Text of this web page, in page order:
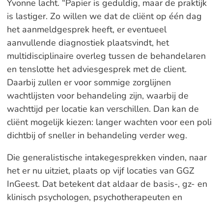
Yvonne lacht. “Papier is geduldig, maar de praktijk
is lastiger. Zo willen we dat de cliënt op één dag
het aanmeldgesprek heeft, er eventueel
aanvullende diagnostiek plaatsvindt, het
multidisciplinaire overleg tussen de behandelaren
en tenslotte het adviesgesprek met de client.
Daarbij zullen er voor sommige zorglijnen
wachtlijsten voor behandeling zijn, waarbij de
wachttijd per locatie kan verschillen. Dan kan de
cliënt mogelijk kiezen: langer wachten voor een poli
dichtbij of sneller in behandeling verder weg.
Die generalistische intakegesprekken vinden, naar
het er nu uitziet, plaats op vijf locaties van GGZ
InGeest. Dat betekent dat aldaar de basis-, gz- en
klinisch psychologen, psychotherapeuten en